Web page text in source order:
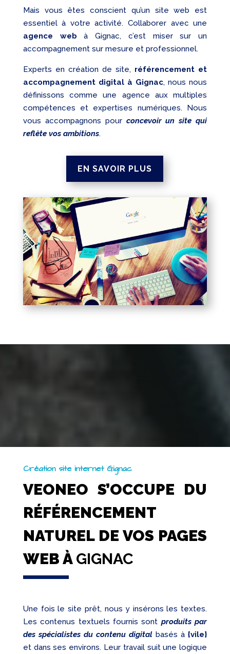
Mais vous êtes conscient qu’un site web est
essentiel à votre activité. Collaborer avec une
agence web à Gignac, c’est miser sur un
accompagnement sur mesure et professionnel.
Experts en création de site, référencement et
accompagnement digital à Gignac, nous nous
définissons comme une agence aux multiples
compétences et expertises numériques. Nous
vous accompagnons pour concevoir un site qui
reflète vos ambitions.
EN SAVOIR PLUS
Création site internet Gignac
VEONEO S’OCCUPE DU
RÉFÉRENCEMENT
NATUREL DE VOS PAGES
WEB À GIGNAC
Une fois le site prêt, nous y insérons les textes.
Les contenus textuels fournis sont produits par
des spécialistes du contenu digital basés à{vile}
et dans ses environs. Leur travail suit une logique